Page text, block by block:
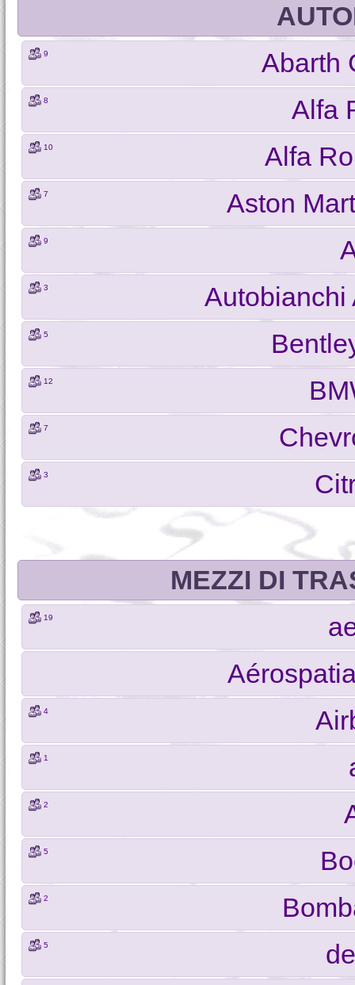
9 Abarth
8 Alfa
10 Alfa
7 Aston
9
3 Autobianchi
5
12
7
3
MEZZI DI
19
4
1
2
5
2
5